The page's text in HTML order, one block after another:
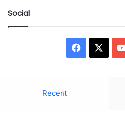
Social
Facebook
Recent